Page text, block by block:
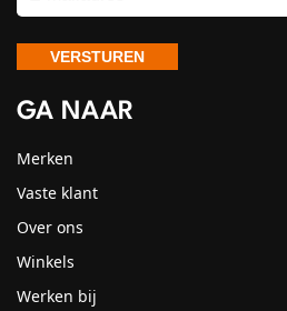
GA NAAR
Merken
Vaste klant
Over ons
Winkels
Werken bij